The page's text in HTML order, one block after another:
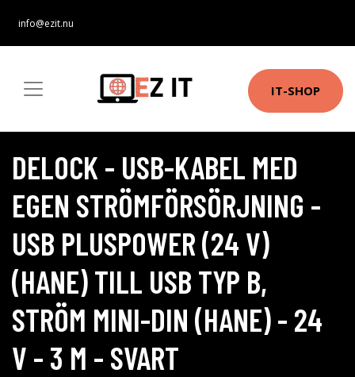
info@ezit.nu
IT-SHOP
DELOCK - USB-KABEL MED
EGEN STRÖMFÖRSÖRJNING -
USB PLUSPOWER (24 V)
(HANE) TILL USB TYP B,
STRÖM MINI-DIN (HANE) - 24
V - 3 M - SVART